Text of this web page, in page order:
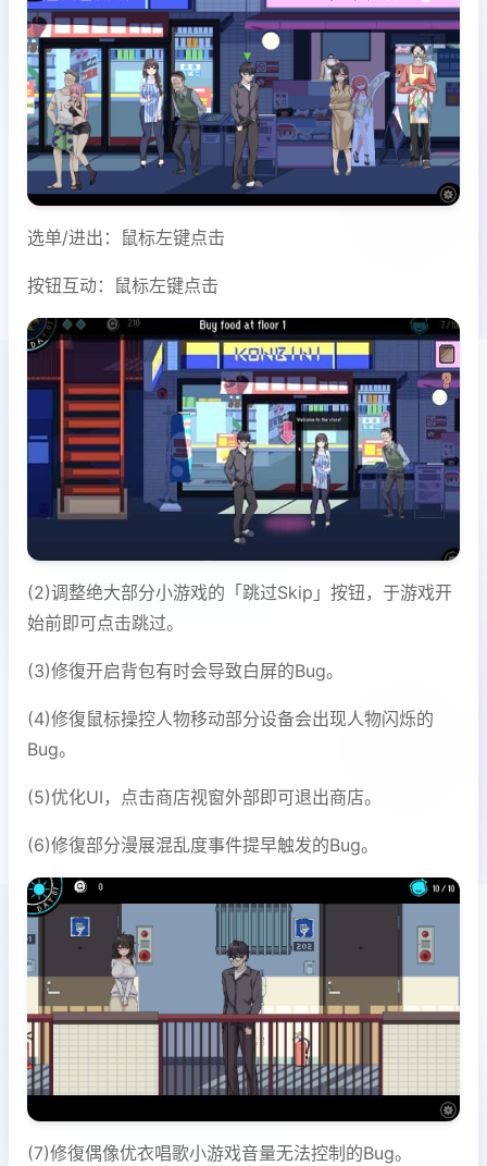
选单/进出：鼠标左键点击
按钮互动：鼠标左键点击
(2)调整绝大部分小游戏的「跳过Skip」按钮，于游戏开
始前即可点击跳过。
(3)修復开启背包有时会导致白屏的Bug。
(4)修復鼠标操控人物移动部分设备会出现人物闪烁的
Bug。
(5)优化UI，点击商店视窗外部即可退出商店。
(6)修復部分漫展混乱度事件提早触发的Bug。
(7)修復偶像优衣唱歌小游戏音量无法控制的Bug。